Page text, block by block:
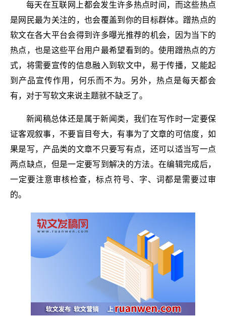
每天在互联网上都会发生许多热点时间，而这些热点
是网民最为关注的，也会覆盖到你的目标群体。蹭热点的
软文在各大平台会得到许多曝光推荐的机会，因为当下的
热点，也是这些平台用户最希望看到的。使用蹭热点的方
式，将需要宣传的信息融入到软文中，易于传播，又能起
到产品宣传作用，何乐而不为。另外，热点是每天都会
有，对于写软文来说主题就不缺乏了。
新闻稿总体还是属于新闻类，我们在写作时一定要保
证客观叙事，不要盲目夸大，有事为了文章的可信度，如
果是写，产品类的文章不只要写有点，还可以适当写一点
两点缺点，但是一定要写到解决的方法。在编辑完成后，
一定要注意审核检查，标点符号、字、词都是需要过审
的。